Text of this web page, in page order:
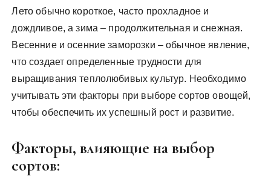
Лето обычно короткое, часто прохладное и
дождливое, а зима – продолжительная и снежная.
Весенние и осенние заморозки – обычное явление,
что создает определенные трудности для
выращивания теплолюбивых культур. Необходимо
учитывать эти факторы при выборе сортов овощей,
чтобы обеспечить их успешный рост и развитие.
Факторы, влияющие на выбор
сортов: